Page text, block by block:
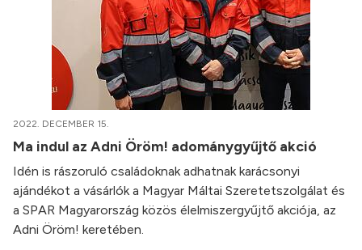
2022. DECEMBER 15.
Ma indul az Adni Öröm! adománygyűjtő akció
Idén is rászoruló családoknak adhatnak karácsonyi
ajándékot a vásárlók a Magyar Máltai Szeretetszolgálat és
a SPAR Magyarország közös élelmiszergyűjtő akciója, az
Adni Öröm! keretében.